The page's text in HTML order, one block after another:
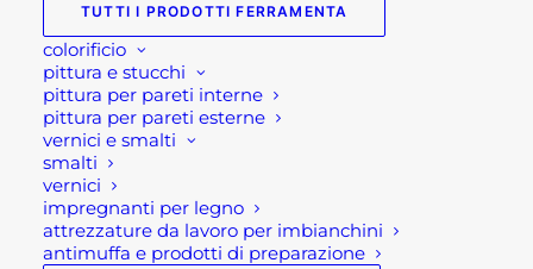
TUTTI I PRODOTTI FERRAMENTA
colorificio
pittura e stucchi
pittura per pareti interne
pittura per pareti esterne
vernici e smalti
smalti
vernici
impregnanti per legno
attrezzature da lavoro per imbianchini
antimuffa e prodotti di preparazione
Grazie al sistema modulare GRLLR Connect, hai
così la libertà di costruire uno spazio di cottura
all’aperto funzionale ed elegante, anche una
cucina con frigo a vista, che si integra
perfettamente con la tua zona giorno all’aperto.
Soprattutto senza dimenticare la massima
comodità e flessibilità per le tue avventure
culinarie all’aperto.